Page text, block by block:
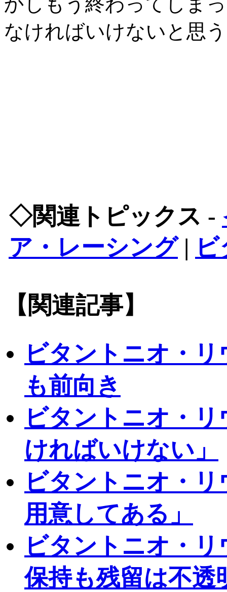
なければいけないと思
◇関連トピックス -
ア・レーシング|
【関連記事】
ビタントニオ・
も前向き
ビタントニオ・
ければいけない」
ビタントニオ・
用意してある」
ビタントニオ・
保持も残留は不透